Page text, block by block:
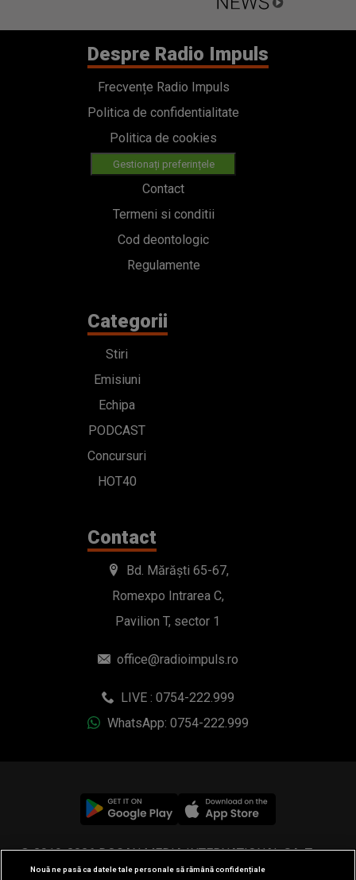
Despre Radio Impuls
Frecvențe Radio Impuls
Politica de confidentialitate
Politica de cookies
Gestionați preferințele
Contact
Termeni si conditii
Cod deontologic
Regulamente
Categorii
Stiri
Emisiuni
Echipa
PODCAST
Concursuri
HOT40
Contact
Bd. Mărăști 65-67,
Romexpo Intrarea C,
Pavilion T, sector 1
office@radioimpuls.ro
LIVE : 0754-222.999
WhatsApp: 0754-222.999
© 2019-2026 DOGAN MEDIA INTERNATIONAL SA, Toate
drepturile rezervate.
Nouă ne pasă ca datele tale personale să rămână confidențiale